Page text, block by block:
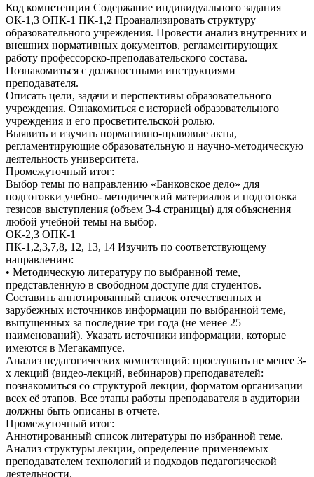
Код компетенции Содержание индивидуального задания
ОК-1,3 ОПК-1 ПК-1,2 Проанализировать структуру
образовательного учреждения. Провести анализ внутренних и
внешних нормативных документов, регламентирующих
работу профессорско-преподавательского состава.
Познакомиться с должностными инструкциями
преподавателя.
Описать цели, задачи и перспективы образовательного
учреждения. Ознакомиться с историей образовательного
учреждения и его просветительской ролью.
Выявить и изучить нормативно-правовые акты,
регламентирующие образовательную и научно-методическую
деятельность университета.
Промежуточный итог:
Выбор темы по направлению «Банковское дело» для
подготовки учебно- методический материалов и подготовка
тезисов выступления (объем 3-4 страницы) для объяснения
любой учебной темы на выбор.
ОК-2,3 ОПК-1
ПК-1,2,3,7,8, 12, 13, 14 Изучить по соответствующему
направлению:
• Методическую литературу по выбранной теме,
представленную в свободном доступе для студентов.
Составить аннотированный список отечественных и
зарубежных источников информации по выбранной теме,
выпущенных за последние три года (не менее 25
наименований). Указать источники информации, которые
имеются в Мегакампусе.
Анализ педагогических компетенций: прослушать не менее 3-
х лекций (видео-лекций, вебинаров) преподавателей:
познакомиться со структурой лекции, форматом организации
всех её этапов. Все этапы работы преподавателя в аудитории
должны быть описаны в отчете.
Промежуточный итог:
Аннотированный список литературы по избранной теме.
Анализ структуры лекции, определение применяемых
преподавателем технологий и подходов педагогической
деятельности.